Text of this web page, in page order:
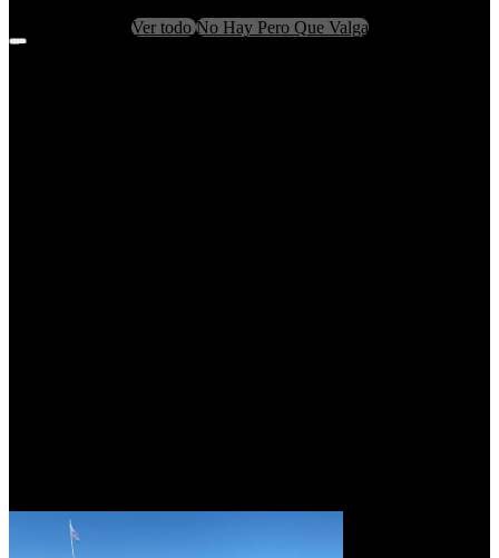
Ver todoNo Hay Pero Que Valga
Filters